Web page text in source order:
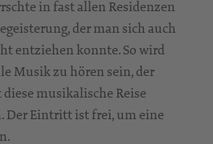
in fast allen Residenzen
der man sich auch
entziehen konnte. So wird
Musik zu hören sein, der
musikalische Reise
Der Eintritt ist frei, um eine